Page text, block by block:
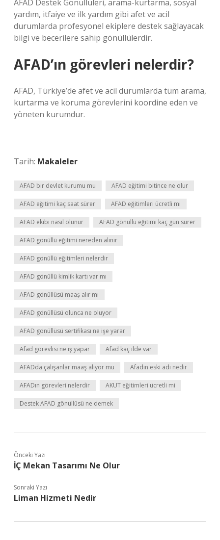
AFAD Destek Gönüllüleri, arama-kurtarma, sosyal
yardım, itfaiye ve ilk yardım gibi afet ve acil
durumlarda profesyonel ekiplere destek sağlayacak
bilgi ve becerilere sahip gönüllülerdir.
AFAD’ın görevleri nelerdir?
AFAD, Türkiye’de afet ve acil durumlarda tüm arama,
kurtarma ve koruma görevlerini koordine eden ve
yöneten kurumdur.
Tarih: Makaleler
AFAD bir devlet kurumu mu AFAD eğitimi bitince ne olur
AFAD eğitimi kaç saat sürer AFAD eğitimleri ücretli mi
AFAD ekibi nasıl olunur AFAD gönüllü eğitimi kaç gün sürer
AFAD gönüllü eğitimi nereden alınır
AFAD gönüllü eğitimleri nelerdir
AFAD gönüllü kimlik kartı var mı
AFAD gönüllüsü maaş alır mı
AFAD gönüllüsü olunca ne oluyor
AFAD gönüllüsü sertifikası ne işe yarar
Afad görevlisi ne iş yapar Afad kaç ilde var
AFADda çalışanlar maaş alıyor mu Afadın eski adı nedir
AFADın görevleri nelerdir AKUT eğitimleri ücretli mi
Destek AFAD gönüllüsü ne demek
Önceki Yazı
İÇ Mekan Tasarımı Ne Olur
Sonraki Yazı
Liman Hizmeti Nedir